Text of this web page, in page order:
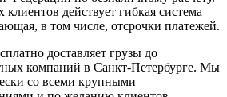
действует гибкая система
в том числе, отсрочки платежей.
доставляет грузы до
компаний в Санкт-Петербурге. Мы
со всеми крупными